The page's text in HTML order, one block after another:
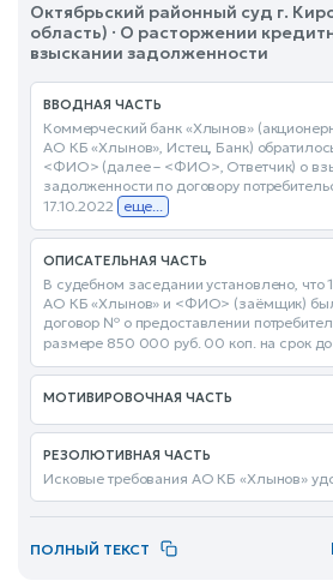
Октябрьский районный суд г.
область) · О расторжении
взыскании задолженности
ВВОДНАЯ ЧАСТЬ
Коммерческий банк «Хлынов»
АО КБ «Хлынов», Истец, Банк)
<ФИО> (далее – <ФИО>, Ответчик) о
задолженности по договору
17.10.2022
еще...
ОПИСАТЕЛЬНАЯ ЧАСТЬ
В судебном заседании установлено, что
АО КБ «Хлынов» и <ФИО> (заёмщик)
договор № о предоставлении
размере 850 000 руб. 00 коп. на срок до
МОТИВИРОВОЧНАЯ ЧАСТЬ
РЕЗОЛЮТИВНАЯ ЧАСТЬ
Исковые требования АО КБ «Хлынов»
ПОЛНЫЙ ТЕКСТ